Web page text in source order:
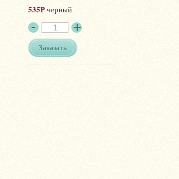
535Рчерный
Заказать